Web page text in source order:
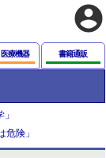
account_circle
医療機器 書籍通販
険」